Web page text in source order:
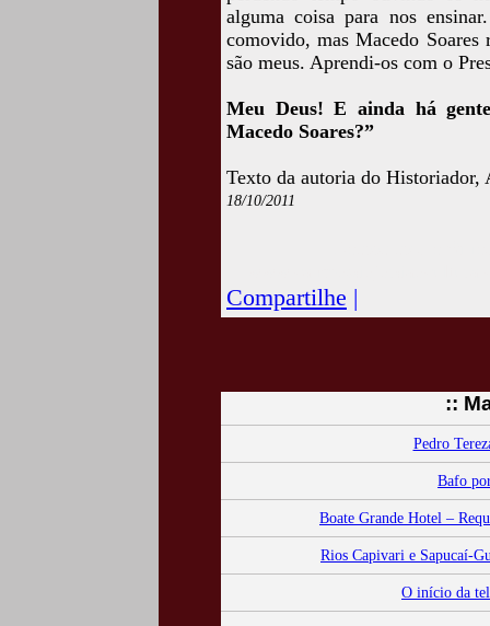
alguma coisa para nos
comovido, mas Macedo Soares
são meus. Aprendi-os com o
Meu Deus! E ainda há
Macedo Soares?”
Texto da autoria do Historiador,
18/10/2011
Compartilhe |
::
Pedro
Bafo
Boate Grande Hotel –
Rios Capivari e Sapucaí-
O início da